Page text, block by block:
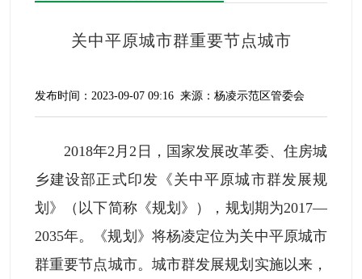
关中平原城市群重要节点城市
发布时间：2023-09-07 09:16 来源：杨凌示范区管委会
2018年2月2日，国家发展改革委、住房城
乡建设部正式印发《关中平原城市群发展规
划》（以下简称《规划》），规划期为2017—
2035年。《规划》将杨凌定位为关中平原城市
群重要节点城市。城市群发展规划实施以来，